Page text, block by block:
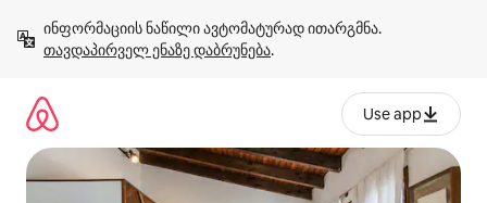
გადასვლა
თავდაპირველ ენაზე დაბრუნება.
Use app